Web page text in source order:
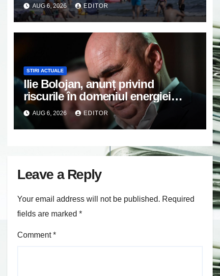
AUG 6, 2026 EDITOR
STIRI ACTUALE
Ilie Bolojan, anunț privind
riscurile în domeniul energiei
electrice. Ce a decis Guvernul
AUG 6, 2026 EDITOR
Leave a Reply
Your email address will not be published. Required
fields are marked *
Comment*